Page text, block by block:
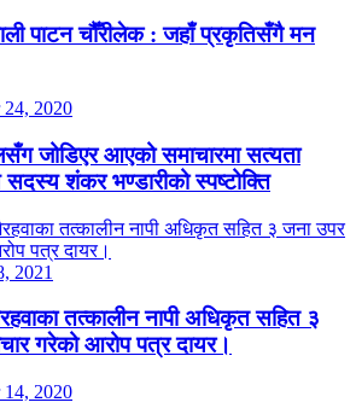
पाटन चौँरीलेक : जहाँ प्रकृतिसँगै मन
24, 2020
जोडिएर आएको समाचारमा सत्यता
शंकर भण्डारीको स्पष्टोक्ति
2021
तत्कालीन नापी अधिकृत सहित ३
गरेको आरोप पत्र दायर।
14, 2020